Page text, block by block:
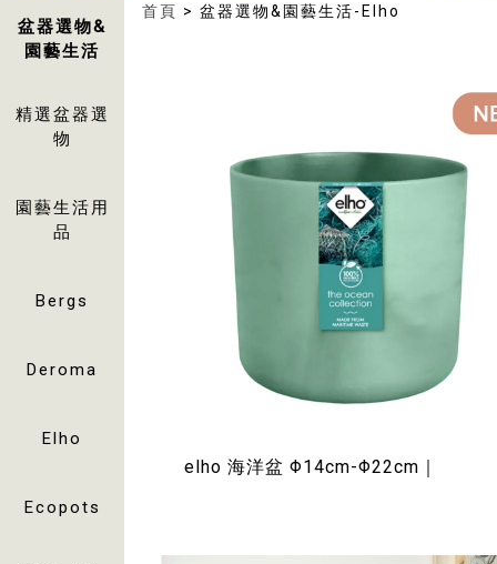
首頁 > 盆器選物&園藝生活-Elho
盆器選物&
園藝生活
精選盆器選
物
園藝生活用
品
Bergs
Deroma
Elho
Ecopots
elho 海洋盆 Φ14cm-Φ22cm｜